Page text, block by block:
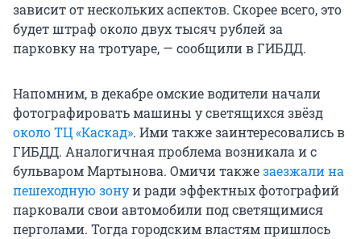
зависит от нескольких аспектов. Скорее всего, это
будет штраф около двух тысяч рублей за
парковку на тротуаре, — сообщили в ГИБДД.
Напомним, в декабре омские водители начали
фотографировать машины у светящихся звёзд
около ТЦ «Каскад». Ими также заинтересовались в
ГИБДД. Аналогичная проблема возникала и с
бульваром Мартынова. Омичи такжезаезжали на
пешеходную зонуи ради эффектных фотографий
парковали свои автомобили под светящимися
перголами. Тогда городским властям пришлось